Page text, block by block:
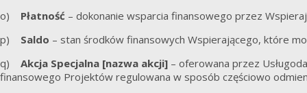
o) Płatność – dokonanie wsparcia finansowego przez
p) Saldo – stan środków finansowych Wspierającego, które
q) Akcja Specjalna [nazwa akcji] – oferowana przez
finansowego Projektów regulowana w sposób częściowo